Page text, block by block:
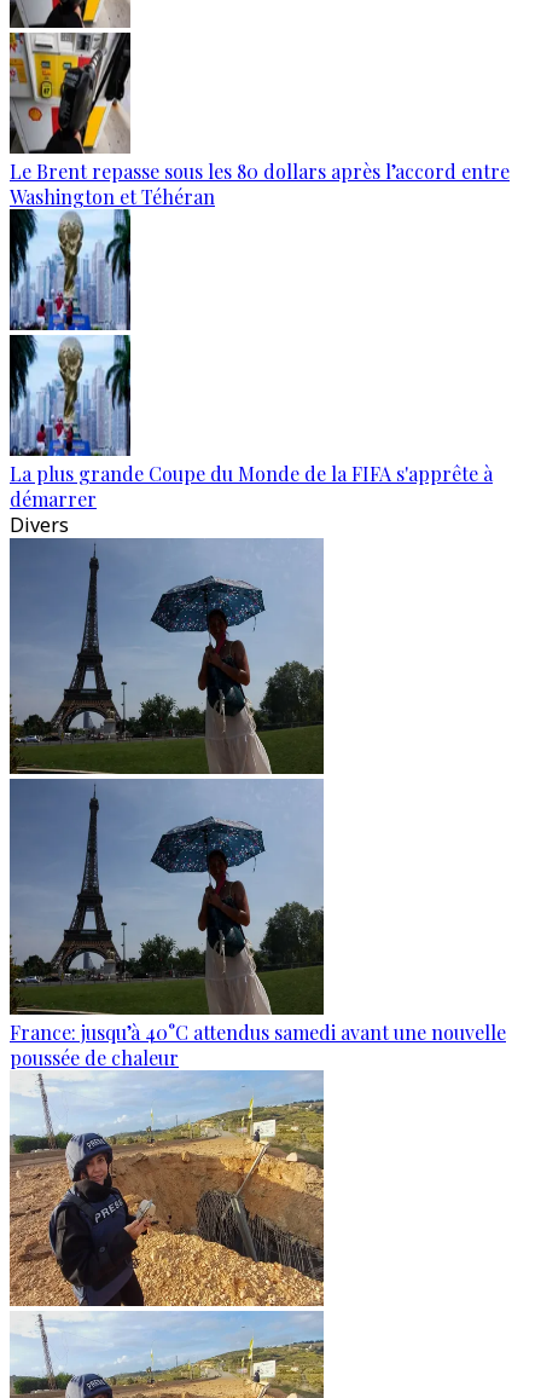
Le Brent repasse sous les 80 dollars après l’accord entre
Washington et Téhéran
La plus grande Coupe du Monde de la FIFA s'apprête à
démarrer
Divers
France: jusqu’à 40°C attendus samedi avant une nouvelle
poussée de chaleur